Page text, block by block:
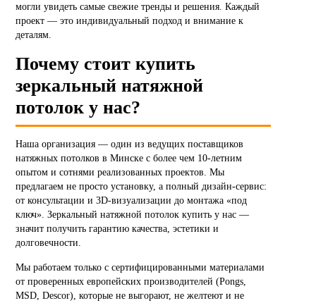
могли увидеть самые свежие тренды и решения. Каждый
проект — это индивидуальный подход и внимание к
деталям.
Почему стоит купить
зеркальный натяжной
потолок у нас?
Наша организация — один из ведущих поставщиков
натяжных потолков в Минске с более чем 10-летним
опытом и сотнями реализованных проектов. Мы
предлагаем не просто установку, а полный дизайн-сервис:
от консультации и 3D-визуализации до монтажа «под
ключ». Зеркальный натяжной потолок купить у нас —
значит получить гарантию качества, эстетики и
долговечности.
Мы работаем только с сертифицированными материалами
от проверенных европейских производителей (Pongs,
MSD, Descor), которые не выгорают, не желтеют и не